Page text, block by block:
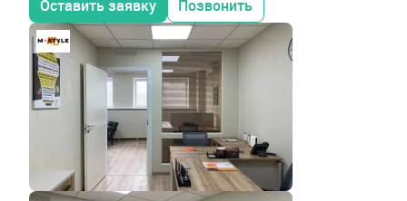
Оставить заявку Позвонить